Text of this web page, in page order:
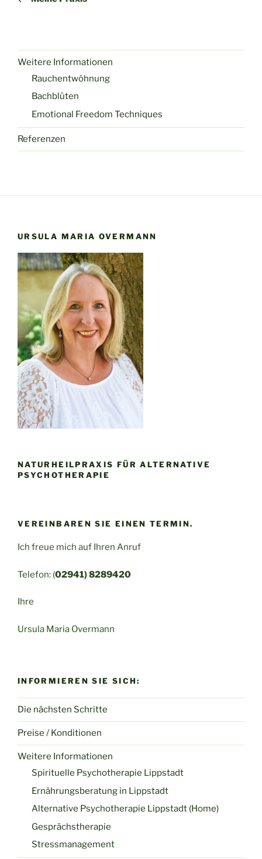
Weitere Informationen
Rauchentwöhnung
Bachblüten
Emotional Freedom Techniques
Referenzen
URSULA MARIA OVERMANN
NATURHEILPRAXIS FÜR ALTERNATIVE
PSYCHOTHERAPIE
VEREINBAREN SIE EINEN TERMIN.
Ich freue mich auf Ihren Anruf
Telefon: (02941) 8289420
Ihre
Ursula Maria Overmann
INFORMIEREN SIE SICH:
Die nächsten Schritte
Preise / Konditionen
Weitere Informationen
Spirituelle Psychotherapie Lippstadt
Ernährungsberatung in Lippstadt
Alternative Psychotherapie Lippstadt (Home)
Gesprächstherapie
Stressmanagement